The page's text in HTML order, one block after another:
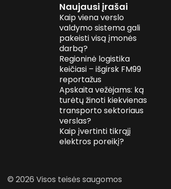
Naujausi įrašai
Kaip viena verslo
valdymo sistema gali
pakeisti visą įmonės
darbą?
Regioninė logistika
keičiasi – išgirsk FM99
reportažus
Apskaita vežėjams: ką
turėtų žinoti kiekvienas
transporto sektoriaus
verslas?
Kaip įvertinti tikrąjį
elektros poreikį?
© 2026 Visos teisės saugomos